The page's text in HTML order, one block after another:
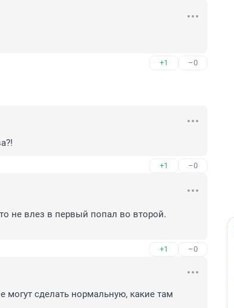
+1 –0
+1 –0
не влез в первый попал во второй.
+1 –0
могут сделать нормальную, какие там